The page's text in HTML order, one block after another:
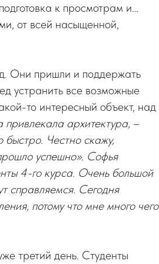
к просмотрам и…
от всей насыщенной,
Они пришли и поддержать
устранить все возможные
то интересный объект, над
привлекала архитектура, –
быстро. Честно скажу,
успешно». Софья
4-го курса. Очень большой
справляемся. Сегодня
потому что мне много чего
третий день. Студенты